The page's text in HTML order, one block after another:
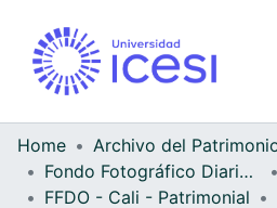
Home
Fondo Fotográfico Diario Occidente
FFDO - Cali - Patrimonial